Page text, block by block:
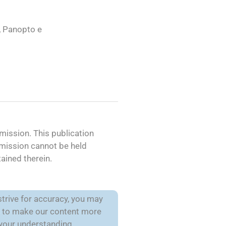
Panopto e
This publication
cannot be held
therein.
for accuracy, you may
make our content more
understanding.